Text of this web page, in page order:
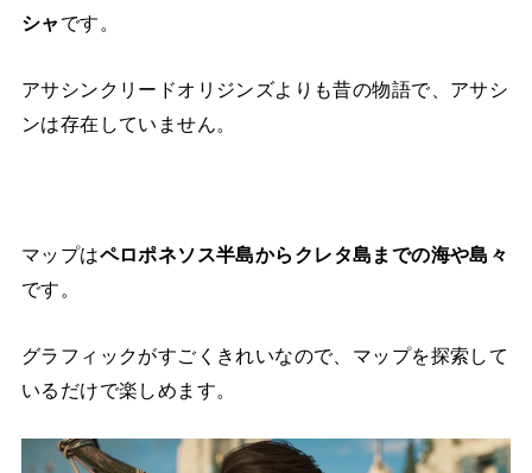
シャ です。
アサシンクリードオリジンズよりも昔の物語で、アサシ
ンは存在していません。
マップはペロポネソス半島からクレタ島までの海や島々
です。
グラフィックがすごくきれいなので、マップを探索して
いるだけで楽しめます。